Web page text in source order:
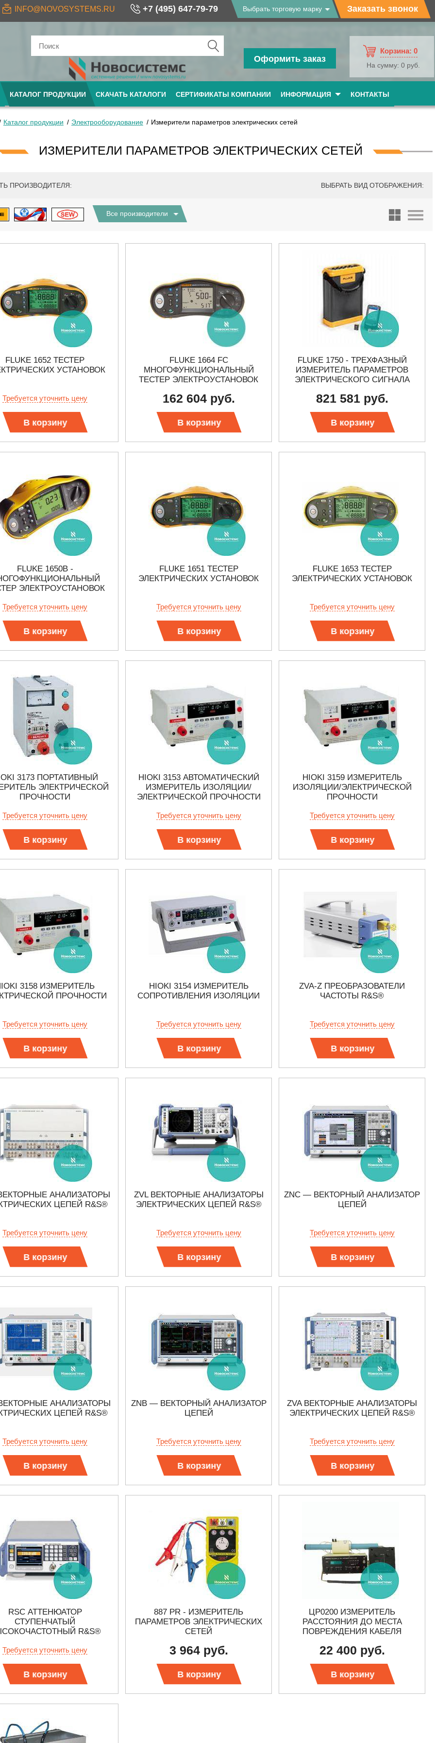
INFO@NOVOSYSTEMS.RU +7 (495) 647-79-79 Выбрать торговую марку Заказать звонок
Оформить заказ
Корзина: 0
На сумму: 0 руб.
КАТАЛОГ ПРОДУКЦИИ СКАЧАТЬ КАТАЛОГИ СЕРТИФИКАТЫ КОМПАНИИ ИНФОРМАЦИЯ КОНТАКТЫ
В НАЛИЧИИ! ZVH8, АНАЛИЗАТОР
Каталог продукции Электрооборудование Измерители параметров электрических сетей
ИЗМЕРИТЕЛИ ПАРАМЕТРОВ ЭЛЕКТРИЧЕСКИХ СЕТЕЙ
ПРОИЗВОДИТЕЛЯ: ВЫБРАТЬ ВИД ОТОБРАЖЕНИЯ:
Все производители
FLUKE 1652 ТЕСТЕР
УСТАНОВОК
Требуется уточнить цену
В корзину
FLUKE 1664 FC
МНОГОФУНКЦИОНАЛЬНЫЙ
ТЕСТЕР ЭЛЕКТРОУСТАНОВОК
162 604 руб.
В корзину
FLUKE 1750 - ТРЕХФАЗНЫЙ
ИЗМЕРИТЕЛЬ ПАРАМЕТРОВ
ЭЛЕКТРИЧЕСКОГО СИГНАЛА
821 581 руб.
В корзину
FLUKE 1650B -
ЭЛЕКТРОУСТАНОВОК
Требуется уточнить цену
В корзину
FLUKE 1651 ТЕСТЕР
ЭЛЕКТРИЧЕСКИХ УСТАНОВОК
Требуется уточнить цену
В корзину
FLUKE 1653 ТЕСТЕР
ЭЛЕКТРИЧЕСКИХ УСТАНОВОК
Требуется уточнить цену
В корзину
3173 ПОРТАТИВНЫЙ
ЭЛЕКТРИЧЕСКОЙ
ПРОЧНОСТИ
Требуется уточнить цену
В корзину
HIOKI 3153 АВТОМАТИЧЕСКИЙ
ИЗМЕРИТЕЛЬ ИЗОЛЯЦИИ/
ЭЛЕКТРИЧЕСКОЙ ПРОЧНОСТИ
Требуется уточнить цену
В корзину
HIOKI 3159 ИЗМЕРИТЕЛЬ
ИЗОЛЯЦИИ/ЭЛЕКТРИЧЕСКОЙ
ПРОЧНОСТИ
Требуется уточнить цену
В корзину
3158 ИЗМЕРИТЕЛЬ
ПРОЧНОСТИ
Требуется уточнить цену
В корзину
HIOKI 3154 ИЗМЕРИТЕЛЬ
СОПРОТИВЛЕНИЯ ИЗОЛЯЦИИ
Требуется уточнить цену
В корзину
ZVA-Z ПРЕОБРАЗОВАТЕЛИ
ЧАСТОТЫ R&S®
Требуется уточнить цену
В корзину
АНАЛИЗАТОРЫ
ЦЕПЕЙ R&S®
Требуется уточнить цену
В корзину
ZVL ВЕКТОРНЫЕ АНАЛИЗАТОРЫ
ЭЛЕКТРИЧЕСКИХ ЦЕПЕЙ R&S®
Требуется уточнить цену
В корзину
ZNC — ВЕКТОРНЫЙ АНАЛИЗАТОР
ЦЕПЕЙ
Требуется уточнить цену
В корзину
АНАЛИЗАТОРЫ
ЦЕПЕЙ R&S®
Требуется уточнить цену
В корзину
ZNB — ВЕКТОРНЫЙ АНАЛИЗАТОР
ЦЕПЕЙ
Требуется уточнить цену
В корзину
ZVA ВЕКТОРНЫЕ АНАЛИЗАТОРЫ
ЭЛЕКТРИЧЕСКИХ ЦЕПЕЙ R&S®
Требуется уточнить цену
В корзину
RSC АТТЕНЮАТОР
СТУПЕНЧАТЫЙ
R&S®
Требуется уточнить цену
В корзину
887 PR - ИЗМЕРИТЕЛЬ
ПАРАМЕТРОВ ЭЛЕКТРИЧЕСКИХ
СЕТЕЙ
3 964 руб.
В корзину
ЦР0200 ИЗМЕРИТЕЛЬ
РАССТОЯНИЯ ДО МЕСТА
ПОВРЕЖДЕНИЯ КАБЕЛЯ
22 400 руб.
В корзину